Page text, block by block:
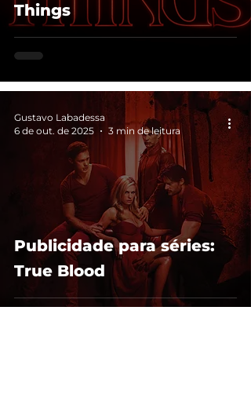
Things
Publicidade para séries:
True Blood
Gustavo Labadessa
6 de out. de 2025
3 min de leitura